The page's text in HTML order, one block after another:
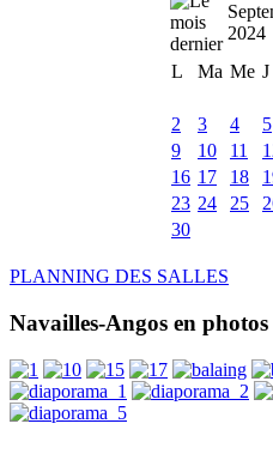
2024
L
Ma Me J
2
3 4 5
9
10 11
16 17 18
23 24 25
30
PLANNING DES SALLES
Navailles-Angos en photos